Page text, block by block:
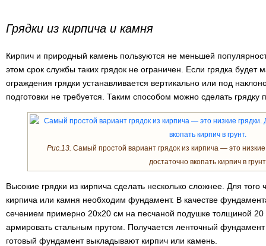
Грядки из кирпича и камня
Кирпич и природный камень пользуются не меньшей
этом срок службы таких грядок не ограничен. Если грядка будет
ограждения грядки устанавливается вертикально или под
подготовки не требуется. Таким способом можно сделать
Рис.13. Самый простой вариант грядок из кирпича — это низкие
достаточно вкопать кирпич в
Высокие грядки из кирпича сделать несколько сложнее. Для того
кирпича или камня необходим фундамент. В качестве
сечением примерно 20х20 см на песчаной подушке толщиной
армировать стальным прутом. Получается ленточный
готовый фундамент выкладывают кирпич или камень.